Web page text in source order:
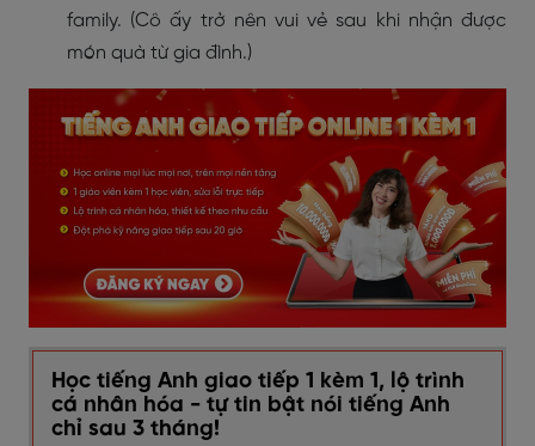
family. (Cô ấy trở nên vui vẻ sau khi nhận được
món quà từ gia đình.)
Học tiếng Anh giao tiếp 1 kèm 1, lộ trình
cá nhân hóa - tự tin bật nói tiếng Anh
chỉ sau 3 tháng!